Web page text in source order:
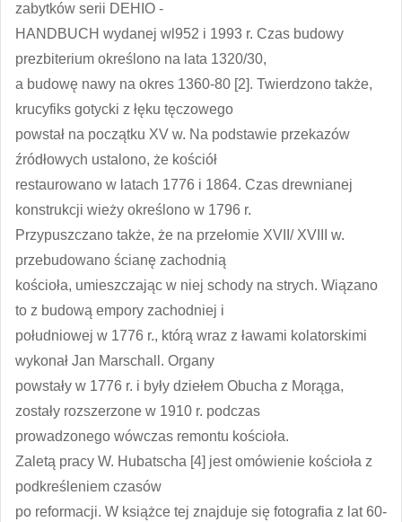
zabytków serii DEHIO -
HANDBUCH wydanej wl952 i 1993 r. Czas budowy
prezbiterium określono na lata 1320/30,
a budowę nawy na okres 1360-80 [2]. Twierdzono także,
krucyfiks gotycki z łęku tęczowego
powstał na początku XV w. Na podstawie przekazów
źródłowych ustalono, że kościół
restaurowano w latach 1776 i 1864. Czas drewnianej
konstrukcji wieży określono w 1796 r.
Przypuszczano także, że na przełomie XVII/ XVIII w.
przebudowano ścianę zachodnią
kościoła, umieszczając w niej schody na strych. Wiązano
to z budową empory zachodniej i
południowej w 1776 r., którą wraz z ławami kolatorskimi
wykonał Jan Marschall. Organy
powstały w 1776 r. i były dziełem Obucha z Morąga,
zostały rozszerzone w 1910 r. podczas
prowadzonego wówczas remontu kościoła.
Zaletą pracy W. Hubatscha [4] jest omówienie kościoła z
podkreśleniem czasów
po reformacji. W książce tej znajduje się fotografia z lat 60-